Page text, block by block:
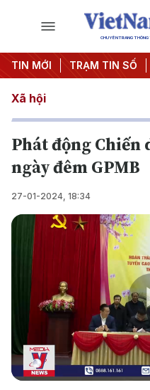
CHUYÊN TRANG
TIN MỚI TRẠM TIN SỐ
lượng #Bảo vệ nền
Xã hội
Phát động Chiến
ngày đêm GPMB
27-01-2024, 18:34